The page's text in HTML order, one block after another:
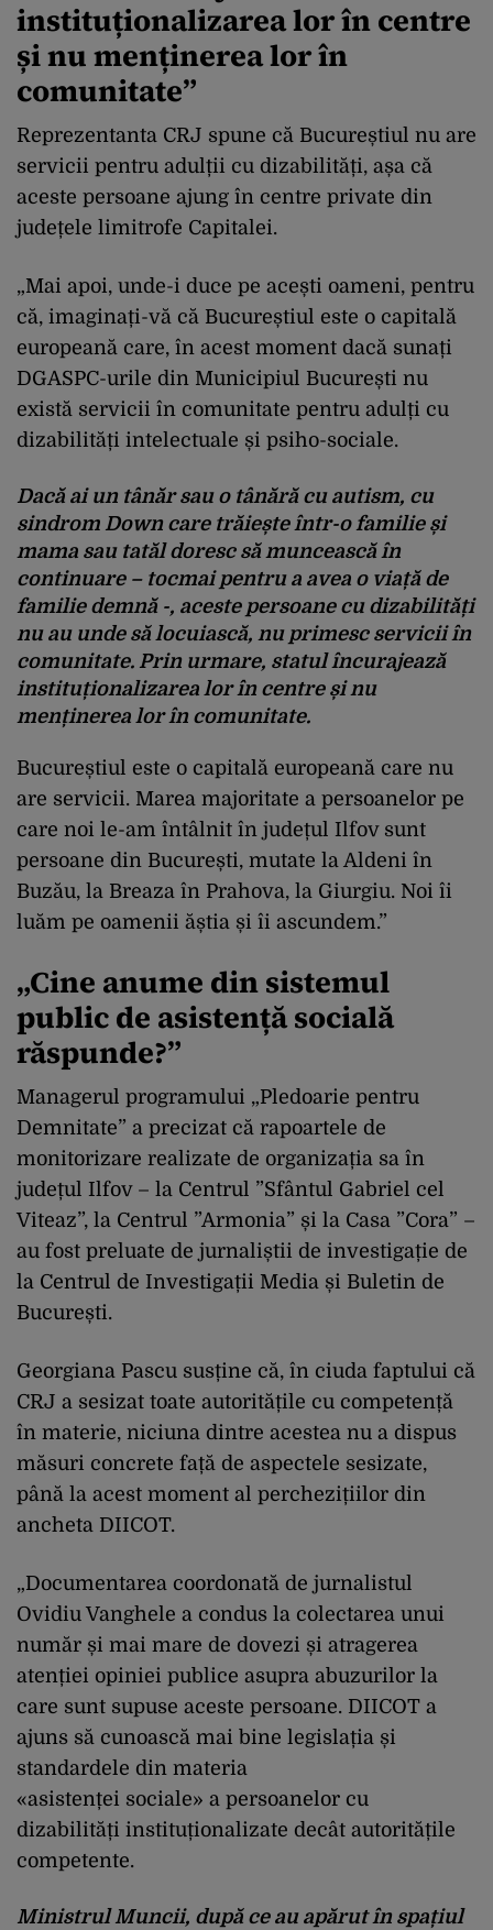
instituționalizarea lor în centre
și nu menținerea lor în
comunitate”
Reprezentanta CRJ spune că Bucureștiul nu are
servicii pentru adulții cu dizabilități, așa că
aceste persoane ajung în centre private din
județele limitrofe Capitalei.
„Mai apoi, unde-i duce pe acești oameni, pentru
că, imaginați-vă că Bucureștiul este o capitală
europeană care, în acest moment dacă sunați
DGASPC-urile din Municipiul București nu
există servicii în comunitate pentru adulți cu
dizabilități intelectuale și psiho-sociale.
Dacă ai un tânăr sau o tânără cu autism, cu
sindrom Down care trăiește într-o familie și
mama sau tatăl doresc să muncească în
continuare – tocmai pentru a avea o viață de
familie demnă -, aceste persoane cu dizabilități
nu au unde să locuiască, nu primesc servicii în
comunitate. Prin urmare, statul încurajează
instituționalizarea lor în centre și nu
menținerea lor în comunitate.
Bucureștiul este o capitală europeană care nu
are servicii. Marea majoritate a persoanelor pe
care noi le-am întâlnit în județul Ilfov sunt
persoane din București, mutate la Aldeni în
Buzău, la Breaza în Prahova, la Giurgiu. Noi îi
luăm pe oamenii ăștia și îi ascundem.”
„Cine anume din sistemul
public de asistență socială
răspunde?”
Managerul programului „Pledoarie pentru
Demnitate” a precizat că rapoartele de
monitorizare realizate de organizația sa în
județul Ilfov – la Centrul ”Sfântul Gabriel cel
Viteaz”, la Centrul ”Armonia” și la Casa ”Cora” –
au fost preluate de jurnaliștii de investigație de
la Centrul de Investigații Media și Buletin de
București.
Georgiana Pascu susține că, în ciuda faptului că
CRJ a sesizat toate autoritățile cu competență
în materie, niciuna dintre acestea nu a dispus
măsuri concrete față de aspectele sesizate,
până la acest moment al perchezițiilor din
ancheta DIICOT.
„Documentarea coordonată de jurnalistul
Ovidiu Vanghele a condus la colectarea unui
număr și mai mare de dovezi și atragerea
atenției opiniei publice asupra abuzurilor la
care sunt supuse aceste persoane. DIICOT a
ajuns să cunoască mai bine legislația și
standardele din materia
«asistenței sociale» a persoanelor cu
dizabilități instituționalizate decât autoritățile
competente.
Ministrul Muncii, după ce au apărut în spațiul